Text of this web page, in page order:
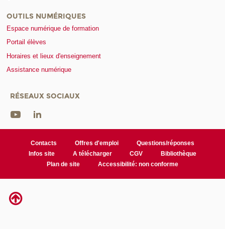
OUTILS NUMÉRIQUES
Espace numérique de formation
Portail élèves
Horaires et lieux d'enseignement
Assistance numérique
RÉSEAUX SOCIAUX
Contacts Offres d'emploi
Questions/réponses
Infos site
A télécharger CGV
Bibliothèque
Plan de site
Accessibilité: non conforme